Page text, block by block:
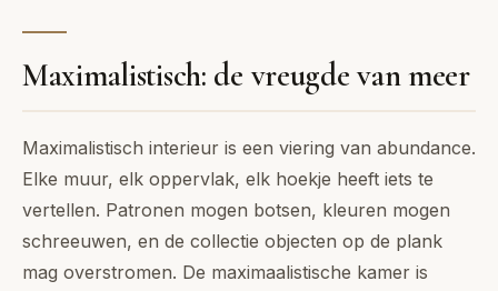
Maximalistisch: de vreugde van meer
Maximalistisch interieur is een viering van abundance.
Elke muur, elk oppervlak, elk hoekje heeft iets te
vertellen. Patronen mogen botsen, kleuren mogen
schreeuwen, en de collectie objecten op de plank
mag overstromen. De maximaalistische kamer is